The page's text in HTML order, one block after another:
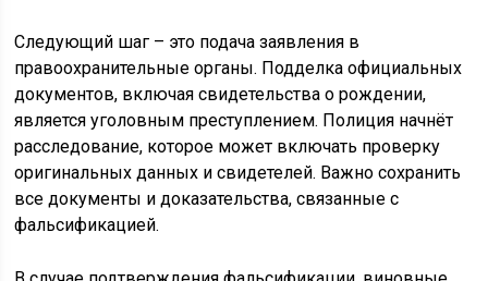
Следующий шаг – это подача заявления в
правоохранительные органы. Подделка официальных
документов, включая свидетельства о рождении,
является уголовным преступлением. Полиция начнёт
расследование, которое может включать проверку
оригинальных данных и свидетелей. Важно сохранить
все документы и доказательства, связанные с
фальсификацией.